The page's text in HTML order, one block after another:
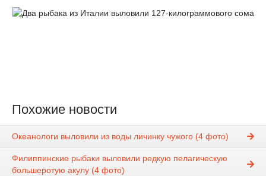
Похожие новости
Океанологи выловили из воды личинку чужого (4 фото)
Филиппинские рыбаки выловили редкую пелагическую
большеротую акулу (4 фото)